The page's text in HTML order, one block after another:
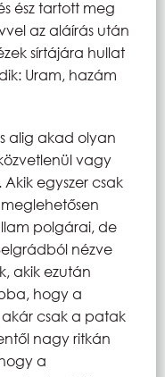
ész tartott meg
az aláírás után
sírtájára hullat
Uram, hazám
alig akad olyan
vagy
egyszer csak
polgárai, de
nézve
akik ezután
hogy a
csak a patak
nagy ritkán
a